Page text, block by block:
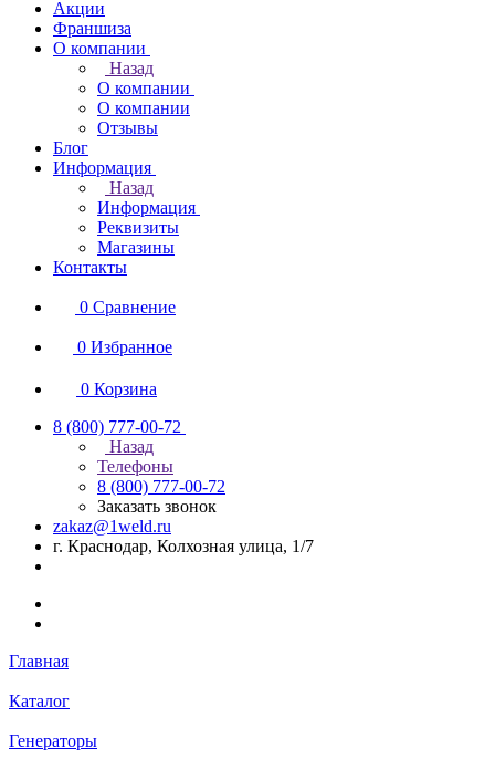
Акции
Франшиза
О компании
Назад
О компании
О компании
Отзывы
Блог
Информация
Назад
Информация
Реквизиты
Магазины
Контакты
0 Сравнение
0 Избранное
0 Корзина
8 (800) 777-00-72
Назад
Телефоны
8 (800) 777-00-72
Заказать звонок
zakaz@1weld.ru
г. Краснодар, Колхозная улица, 1/7
Главная
Каталог
Генераторы